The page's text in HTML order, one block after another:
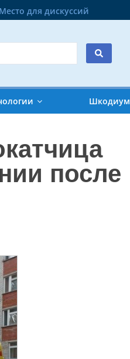
Место для дискуссий
Шкодиум
после